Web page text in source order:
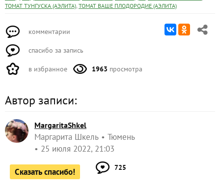
ТОМАТ ТУНГУСКА (АЭЛИТА), ТОМАТ ВАШЕ ПЛОДОРОДИЕ (АЭЛИТА)
комментарии
спасибо за запись
в избранное 1963 просмотра
Автор записи:
MargaritaShkel
Маргарита Шкель
Тюмень
25 июля 2022, 21:03
Сказать спасибо! 725